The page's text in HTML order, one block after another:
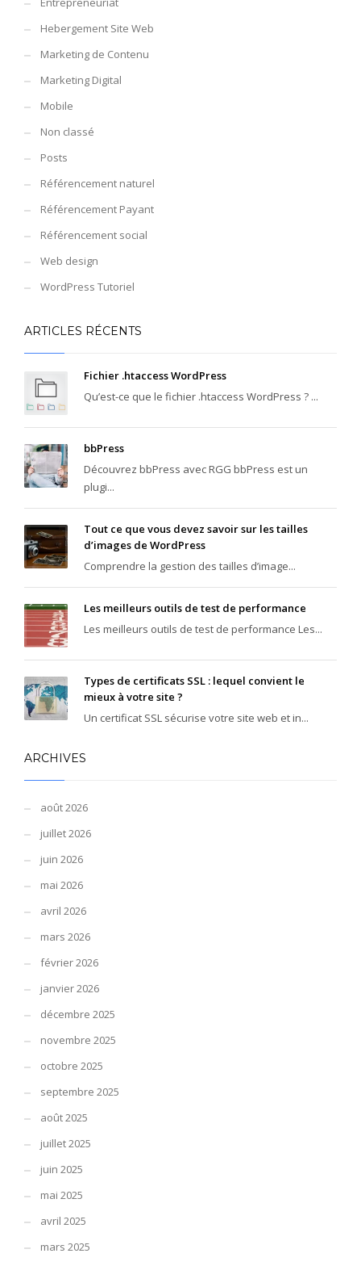
Hebergement Site Web
Marketing de Contenu
Marketing Digital
Mobile
Non classé
Posts
Référencement naturel
Référencement Payant
Référencement social
Web design
WordPress Tutoriel
ARTICLES RÉCENTS
Fichier .htaccess WordPress
Qu’est-ce que le fichier .htaccess WordPress ? ...
bbPress
Découvrez bbPress avec RGG bbPress est un
plugi...
Tout ce que vous devez savoir sur les tailles
d’images de WordPress
Comprendre la gestion des tailles d’image...
Les meilleurs outils de test de performance
Les meilleurs outils de test de performance Les...
Types de certificats SSL : lequel convient le
mieux à votre site ?
Un certificat SSL sécurise votre site web et in...
ARCHIVES
août 2026
juillet 2026
juin 2026
mai 2026
avril 2026
mars 2026
février 2026
janvier 2026
décembre 2025
novembre 2025
octobre 2025
septembre 2025
août 2025
juillet 2025
juin 2025
mai 2025
avril 2025
mars 2025